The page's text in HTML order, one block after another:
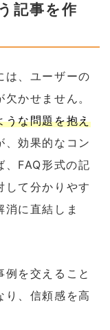
記事を作
は、ユーザーの
かせません。
うな問題を抱え
、効果的なコン
、FAQ形式の記
して分かりやす
に直結しま
例を交えること
り、信頼感を高